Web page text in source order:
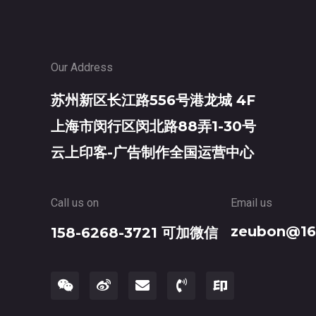
Our Address
苏州新区长江路556号港龙城 4F
上海市闵行区闵北路88弄1-30号
云上印客-广告制作全国运营中心
Call us on
158-6268-3721 可加微信
Email us